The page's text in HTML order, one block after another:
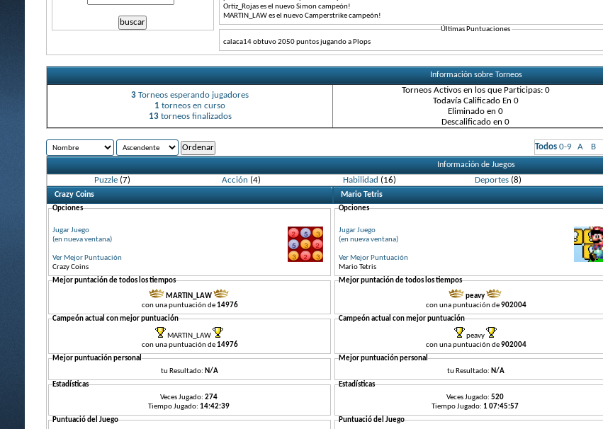
Ortiz_Rojas es el nuevo Simon campeón!
MARTIN_LAW es el nuevo Camperstrike campeón!
Últimas Puntuaciones
calaca14obtuvo2050puntos jugando a Plops
Información sobre Torneos
3 Torneos esperando jugadores
1 torneos en curso
13torneos finalizados
Torneos Activos en los que Participas: 0
Todavía Calificado En 0
Eliminado en 0
Descalificado en 0
Todos 0-9 A B
Información de Juegos
Puzzle(7) Acción (4) Habilidad (16) Deportes(8)
Crazy Coins
Opciones
Jugar Juego
(en nueva ventana)
Ver Mejor Puntuación
Crazy Coins
Mejor puntación de todos los tiempos
MARTIN_LAW
con una puntuación de 14976
Campeón actual con mejor puntuación
MARTIN_LAW
con una puntuación de 14976
Mejor puntuación personal
tu Resultado: N/A
Estadísticas
Veces Jugado: 274
Tiempo Jugado: 14:42:39
Puntuació del Juego
Mario Tetris
Opciones
Jugar Juego
(en nueva ventana)
Ver Mejor Puntuación
Mario Tetris
Mejor puntación de todos los tiempos
peavy
con una puntuación de902004
Campeón actual con mejor puntuación
peavy
con una puntuación de902004
Mejor puntuación personal
tu Resultado: N/A
Estadísticas
Veces Jugado: 520
Tiempo Jugado:
1 07:45:57
Puntuació del Juego